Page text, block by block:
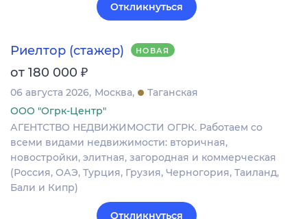
Откликнуться
Риелтор (стажер) НОВАЯ
от 180 000 ₽
06 августа 2026 Москва
Таганская
ООО "Огрк-Центр"
АГЕНТСТВО НЕДВИЖИМОСТИ ОГРК. Работаем со
всеми видами недвижимости: вторичная,
новостройки, элитная, загородная и коммерческая
(Россия, ОАЭ, Турция, Грузия, Черногория, Таиланд,
Бали и Кипр)
Откликнуться